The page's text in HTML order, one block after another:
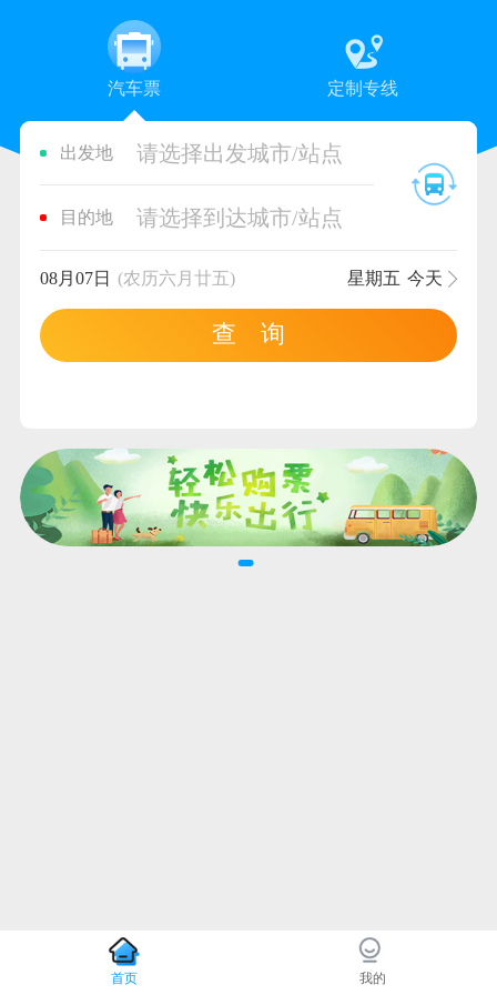
汽车票 定制专线
出发地 请选择出发城市/站点
目的地 请选择到达城市/站点
08月07日 (农历六月廿五) 星期五 今天
查 询
首页 我的